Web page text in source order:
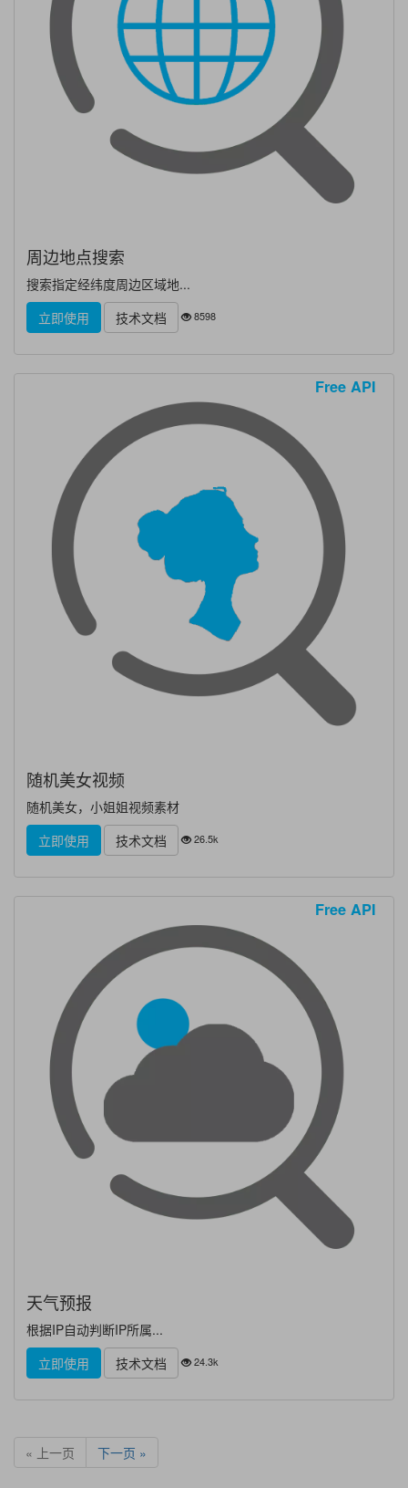
周边地点搜索
搜索指定经纬度周边区域地...
立即使用
技术文档 8598
Free API
随机美女视频
随机美女，小姐姐视频素材
立即使用
技术文档 26.5k
Free API
天气预报
根据IP自动判断IP所属...
立即使用
技术文档 24.3k
« 上一页 下一页 »